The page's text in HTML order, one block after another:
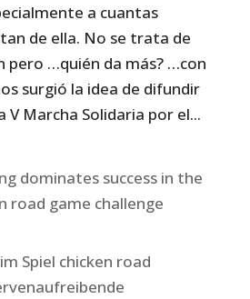
a cuantas
de ella. No se trata de
pero …quién da más? …con
surgió la idea de difundir
V Marcha Solidaria por el...
dominates success in the
road game challenge
Spiel chicken road